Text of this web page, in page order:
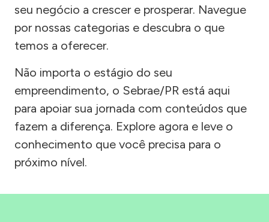
seu negócio a crescer e prosperar. Navegue
por nossas categorias e descubra o que
temos a oferecer.
Não importa o estágio do seu
empreendimento, o Sebrae/PR está aqui
para apoiar sua jornada com conteúdos que
fazem a diferença. Explore agora e leve o
conhecimento que você precisa para o
próximo nível.